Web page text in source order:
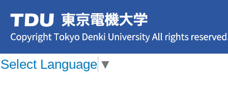
Select Language ▼